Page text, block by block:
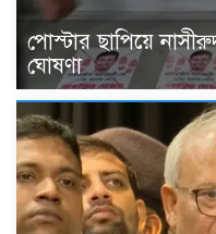
পোস্টার ছাপিয়ে
ঘোষণা